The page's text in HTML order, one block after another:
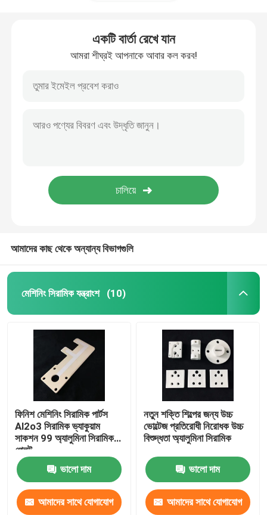
একটি বার্তা রেখে যান
আমরা শীঘ্রই আপনাকে আবার কল করব!
আমাদের কাছ থেকে অন্যান্য বিভাগগুলি
মেশিনিং সিরামিক যন্ত্রাংশ (10)
ফিনিশ মেশিনিং সিরামিক পার্টস
Al2o3 সিরামিক ভ্যাকুয়াম
সাকশন 99 অ্যালুমিনা সিরামিক
প্লেট
ভালো দাম
আমাদের সাথে যোগাযোগ
নতুন শক্তি শিল্পের জন্য উচ্চ
ভোল্টেজ প্রতিরোধী নিরোধক উচ্চ
বিশুদ্ধতা অ্যালুমিনা সিরামিক
ভালো দাম
আমাদের সাথে যোগাযোগ